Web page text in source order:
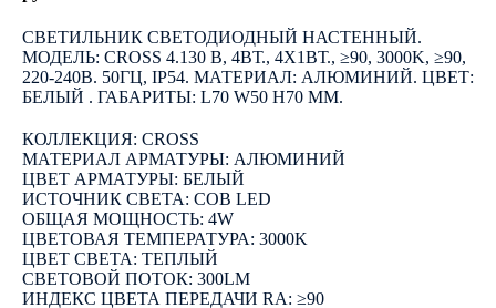
СВЕТИЛЬНИК СВЕТОДИОДНЫЙ НАСТЕННЫЙ.
МОДЕЛЬ: CROSS 4.130 B, 4ВТ., 4Х1ВТ., ≥90, 3000K, ≥90,
220-240В. 50ГЦ, IP54. МАТЕРИАЛ: АЛЮМИНИЙ. ЦВЕТ:
БЕЛЫЙ . ГАБАРИТЫ: L70 W50 H70 ММ.
КОЛЛЕКЦИЯ: CROSS
МАТЕРИАЛ АРМАТУРЫ: АЛЮМИНИЙ
ЦВЕТ АРМАТУРЫ: БЕЛЫЙ
ИСТОЧНИК СВЕТА: COB LED
ОБЩАЯ МОЩНОСТЬ: 4W
ЦВЕТОВАЯ ТЕМПЕРАТУРА: 3000K
ЦВЕТ СВЕТА: ТЕПЛЫЙ
СВЕТОВОЙ ПОТОК: 300LM
ИНДЕКС ЦВЕТА ПЕРЕДАЧИ RA: ≥90